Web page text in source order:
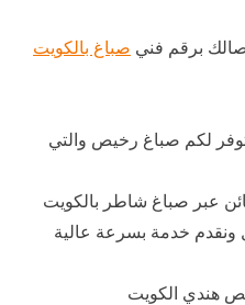
برقم فني صباغ بالكويت
لكم صباغ رخيص والتي
عبر صباغ شاطر بالكويت
ونقدم خدمة بسرعة عالية
هندي الكويت